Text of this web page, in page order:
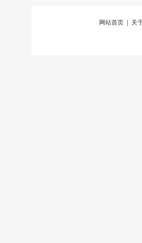
网站首页| 关